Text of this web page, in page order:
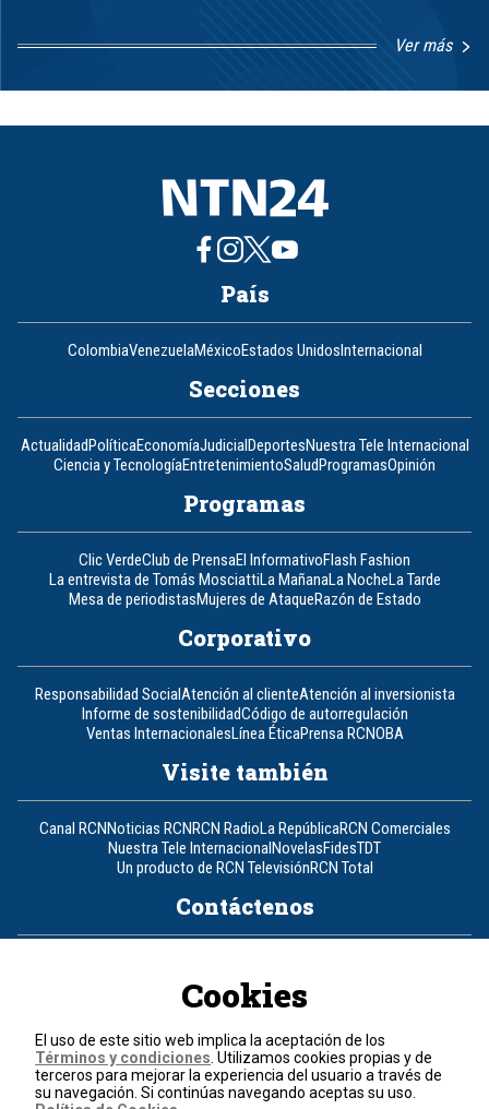
Ver más
1
8
País
ColombiaVenezuelaMéxicoEstados UnidosInternacional
Secciones
ActualidadPolíticaEconomíaJudicialDeportesNuestra Tele Internacional
Ciencia y TecnologíaEntretenimientoSaludProgramasOpinión
Programas
Clic VerdeClub de PrensaEl InformativoFlash Fashion
La entrevista de Tomás MosciattiLa MañanaLa NocheLa Tarde
Mesa de periodistasMujeres de AtaqueRazón de Estado
Corporativo
Responsabilidad SocialAtención al clienteAtención al inversionista
Informe de sostenibilidadCódigo de autorregulación
Ventas InternacionalesLínea ÉticaPrensa RCNOBA
Visite también
Canal RCNNoticias RCNRCN RadioLa RepúblicaRCN Comerciales
Nuestra Tele InternacionalNovelasFidesTDT
Un producto de RCN TelevisiónRCN Total
Contáctenos
Política de cookies
Términos y condiciones
© 2026, RCN Medios.
Cookies
El uso de este sitio web implica la aceptación de los
Términos y condiciones . Utilizamos cookies propias y de
terceros para mejorar la experiencia del usuario a través de
su navegación. Si continúas navegando aceptas su uso.